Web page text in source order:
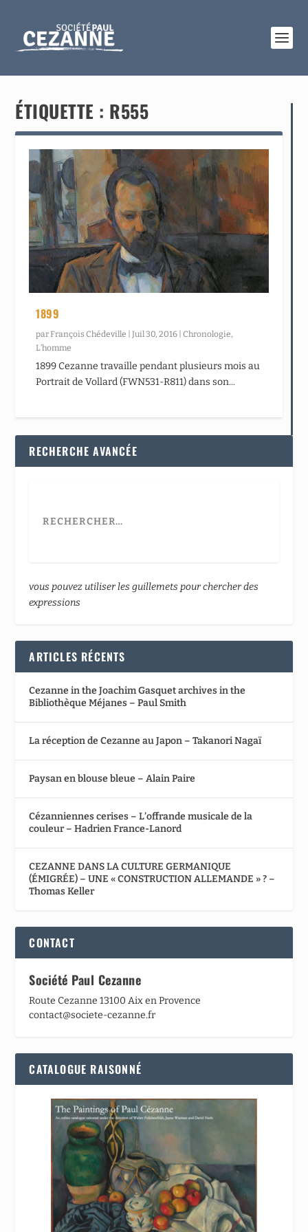
ÉTIQUETTE : R555
1899
par François Chédeville |Juil 30, 2016 |Chronologie
L’homme
1899 Cezanne travaille pendant plusieurs mois au
Portrait de Vollard (FWN531-R811) dans son...
RECHERCHE AVANCÉE
vous pouvez utiliser les guillemets pour chercher des
expressions
ARTICLES RÉCENTS
Cezanne in the Joachim Gasquet archives in the
Bibliothèque Méjanes – Paul Smith
La réception de Cezanne au Japon – Takanori Nagaï
Paysan en blouse bleue – Alain Paire
Cézanniennes cerises – L’offrande musicale de la
couleur – Hadrien France-Lanord
CEZANNE DANS LA CULTURE GERMANIQUE
(ÉMIGRÉE) – UNE « CONSTRUCTION ALLEMANDE » ? –
Thomas Keller
CONTACT
Société Paul Cezanne
Route Cezanne 13100 Aix en Provence
contact@societe-cezanne.fr
CATALOGUE RAISONNÉ